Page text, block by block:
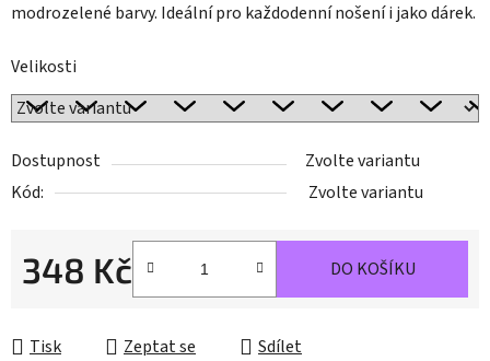
modrozelené barvy. Ideální pro každodenní nošení i jako dárek.
Velikosti
Dostupnost
Zvolte variantu
Kód:
Zvolte variantu
348 Kč DO KOŠÍKU
Tisk Zeptat se Sdílet